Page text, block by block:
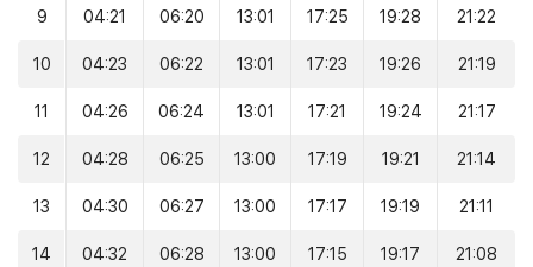
9 04:21 06:20 13:01 17:25 19:28 21:22
10 04:23 06:22 13:01 17:23 19:26 21:19
11 04:26 06:24 13:01 17:21 19:24 21:17
12 04:28 06:25 13:00 17:19 19:21 21:14
13 04:30 06:27 13:00 17:17 19:19 21:11
14 04:32 06:28 13:00 17:15 19:17 21:08